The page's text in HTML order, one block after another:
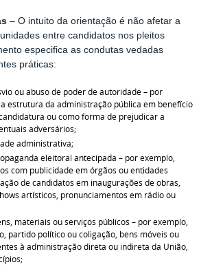
– O intuito da orientação é não afetar a
entre candidatos nos pleitos
especifica as condutas vedadas
práticas:
ou abuso de poder de autoridade – por
estrutura da administração pública em benefício
ou como forma de prejudicar a
adversários;
administrativa;
eleitoral antecipada – por exemplo,
com publicidade em órgãos ou entidades
de candidatos em inaugurações de obras,
artísticos, pronunciamentos em rádio ou
materiais ou serviços públicos – por exemplo,
partido político ou coligação, bens móveis ou
à administração direta ou indireta da União,